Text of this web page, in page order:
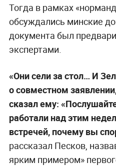
Тогда в рамках
обсуждались минские
документа был
экспертами.
«Они сели за стол… И
о совместном
сказал ему:
работали над этим
встречей, почему вы
рассказал Песков,
ярким примером»